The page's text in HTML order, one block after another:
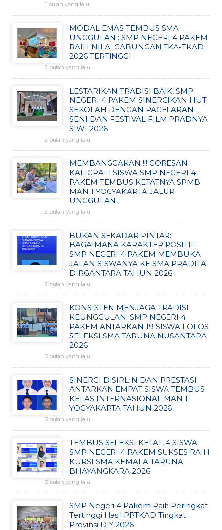
1 bulan yang lalu
MODAL EMAS TEMBUS SMA
UNGGULAN : SMP NEGERI 4 PAKEM
RAIH NILAI GABUNGAN TKA-TKAD
2026 TERTINGGI
2 bulan yang lalu
LESTARIKAN TRADISI BAIK, SMP
NEGERI 4 PAKEM SINERGIKAN HUT
SEKOLAH DENGAN PAGELARAN
SENI DAN FESTIVAL FILM PRADNYA
SIWI 2026
2 bulan yang lalu
MEMBANGGAKAN !!! GORESAN
KALIGRAFI SISWA SMP NEGERI 4
PAKEM TEMBUS KETATNYA SPMB
MAN 1 YOGYAKARTA JALUR
UNGGULAN
2 bulan yang lalu
BUKAN SEKADAR PINTAR:
BAGAIMANA KARAKTER POSITIF
SMP NEGERI 4 PAKEM MEMBUKA
JALAN SISWANYA KE SMA PRADITA
DIRGANTARA TAHUN 2026
2 bulan yang lalu
KONSISTEN MENJAGA TRADISI
KEUNGGULAN: SMP NEGERI 4
PAKEM ANTARKAN 19 SISWA LOLOS
SELEKSI SMA TARUNA NUSANTARA
2026
3 bulan yang lalu
SINERGI DISIPLIN DAN PRESTASI
ANTARKAN EMPAT SISWA TEMBUS
KELAS INTERNASIONAL MAN 1
YOGYAKARTA TAHUN 2026
3 bulan yang lalu
TEMBUS SELEKSI KETAT, 4 SISWA
SMP NEGERI 4 PAKEM SUKSES RAIH
KURSI SMA KEMALA TARUNA
BHAYANGKARA 2026
3 bulan yang lalu
SMP Negeri 4 Pakem Raih Peringkat
Tertinggi Hasil PPTKAD Tingkat
Provinsi DIY 2026